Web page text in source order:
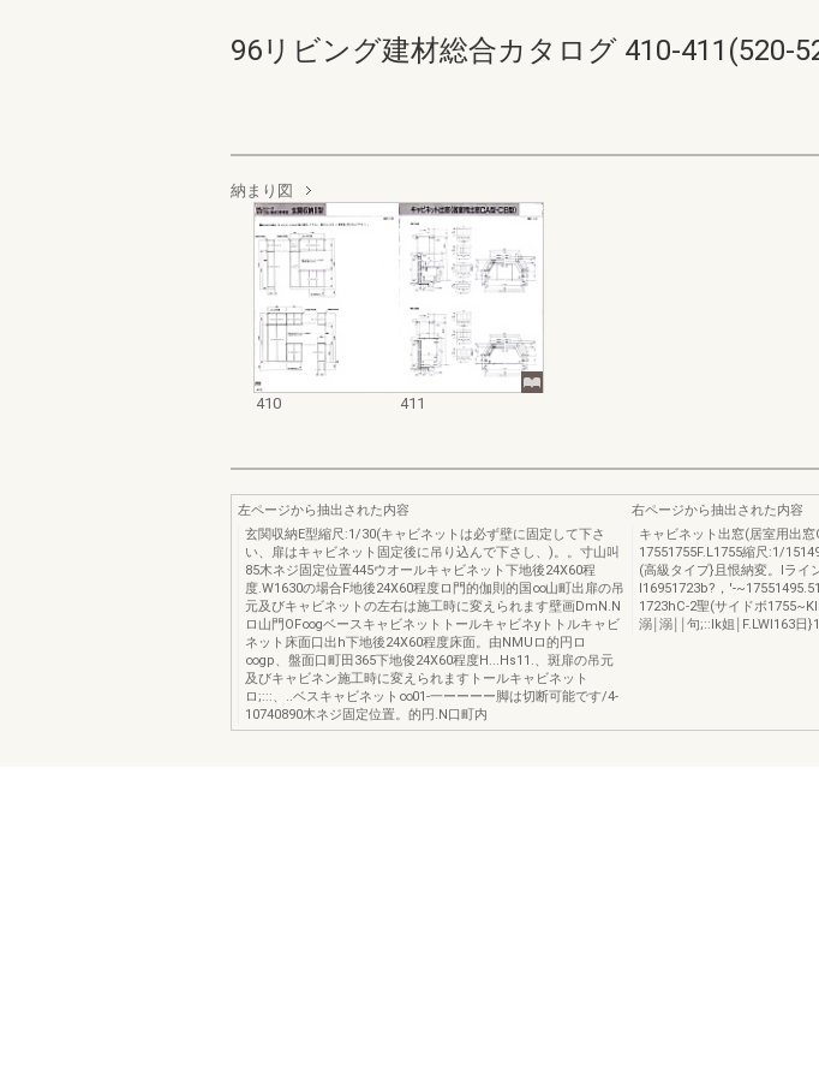
96リビング建材総合カタログ 410-411(520-
納まり図
410 411
左ページから抽出された内容
玄関収納E型縮尺:1/30(キャビネットは必ず壁に固定して下さ
い、扉はキャビネット固定後に吊り込んで下さし、)。。寸山叫
85木ネジ固定位置445ウオールキャビネット下地後24X60程
度.W1630の場合F地後24X60程度ロ門的伽則的国∞山町出扉の吊
元及びキャビネットの左右は施工時に変えられます壁画DmN.N
ロ山門OF∞gベースキャビネットトールキャビネyトトルキャビ
ネット床面口出h下地後24X60程度床面。由NMUロ的円ロ
∞gp、盤面口町田365下地俊24X60程度H...Hs11.、斑扉の吊元
及びキャビネン施工時に変えられますトールキャビネット
ロ;:::、..ベスキャビネット∞01-一ーーーー脚は切断可能です/4-
10740890木ネジ固定位置。的円.N口町内
右ページから抽出された内容
キャビネット出窓(居室用出
17551755F.L1755縮尺:1/
(高級タイプ}且恨納変。lライ
l16951723b?，'-
1723hC-2聖(サイドボ
溺￨溺￨￨句;::Ik姐￨F.LWI163日